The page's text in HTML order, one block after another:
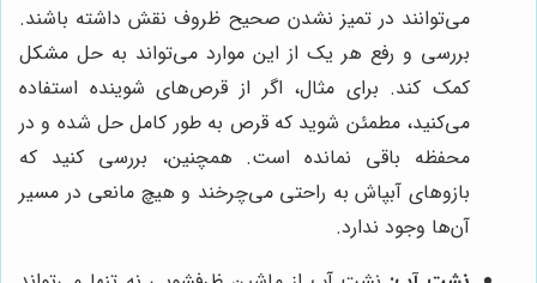
می‌توانند در تمیز نشدن صحیح ظروف نقش داشته باشند.
بررسی و رفع هر یک از این موارد می‌تواند به حل مشکل
کمک کند. برای مثال، اگر از قرص‌های شوینده استفاده
می‌کنید، مطمئن شوید که قرص به طور کامل حل شده و در
محفظه باقی نمانده است. همچنین، بررسی کنید که
بازوهای آبپاش به راحتی می‌چرخند و هیچ مانعی در مسیر
آن‌ها وجود ندارد.